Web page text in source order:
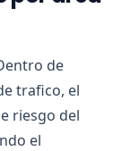
de
trafico, el
riesgo del
el